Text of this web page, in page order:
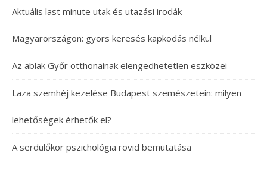
Aktuális last minute utak és utazási irodák
Magyarországon: gyors keresés kapkodás nélkül
Az ablak Győr otthonainak elengedhetetlen eszközei
Laza szemhéj kezelése Budapest szemészetein: milyen
lehetőségek érhetők el?
A serdülőkor pszichológia rövid bemutatása